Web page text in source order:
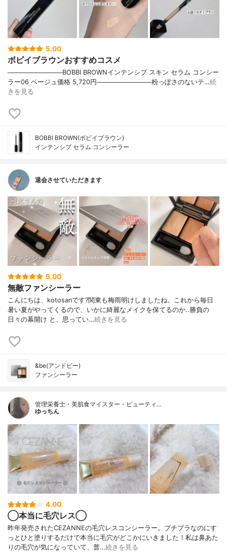
5.00
ボビイブラウンおすすめコスメ
────────────BOBBI BROWNインテンシブ スキン セラム コンシー
ラー06 ベージュ価格 5,720円────────────粉っぽさのないテ…続
きを見る
BOBBI BROWN(ボビイブラウン)
インテンシブ セラム コンシーラー
退会させていただきます
5.00
無敵ファンシーラー
こんにちは、kotosanです?関東も梅雨明けしましたね。これから毎日
暑い夏がやってくるので、いかに綺麗なメイクを保てるのか..勝負の
日々の幕開け と、思ってい…続きを見る
&be(アンドビー)
ファンシーラー
管理栄養士・美肌食マイスター・ビューティ…
ゆっちん
4.00
◯本当に毛穴レス◯
昨年発売されたCEZANNEの毛穴レスコンシーラー。プチプラなのにす
っとひと塗りするだけで本当に毛穴がどこかにいきました！私は鼻あた
りの毛穴が気になっていて、普…続きを見る